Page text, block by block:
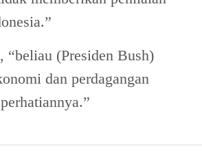
“beliau (Presiden Bush)
dan perdagangan